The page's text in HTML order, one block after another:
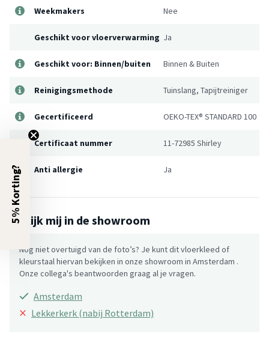
Weekmakers Nee
Geschikt voor vloerverwarming Ja
Geschikt voor: Binnen/buiten Binnen & Buiten
Reinigingsmethode Tuinslang, Tapijtreiniger
Gecertificeerd OEKO-TEX® STANDARD 100
Certificaat nummer 11-72985 Shirley
Anti allergie Ja
Bekijk mij in de showroom
Nog niet overtuigd van de foto’s? Je kunt dit vloerkleed of
kleurstaal hiervan bekijken in onze showroom in Amsterdam .
Onze collega's beantwoorden graag al je vragen.
Amsterdam
× Lekkerkerk (nabij Rotterdam)
5% Korting?